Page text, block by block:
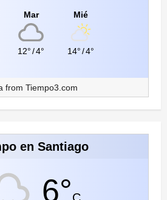
Mar
12°/4°
Mié
14°/4°
from Tiempo3.com
en Santiago
6°